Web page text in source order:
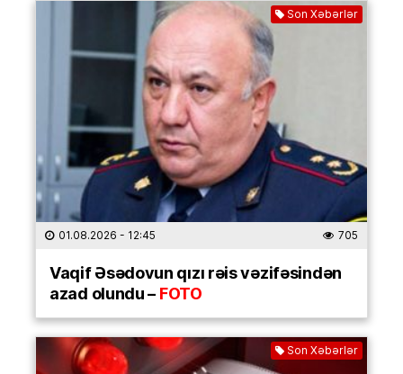
Son Xəbərlər
01.08.2026 - 12:45 705
Vaqif Əsədovun qızı rəis vəzifəsindən
azad olundu –FOTO
Son Xəbərlər